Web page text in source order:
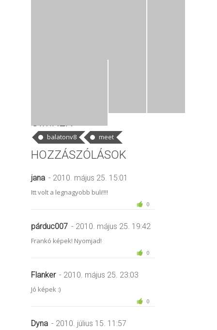
balatonv8 meet
HOZZÁSZÓLÁSOK
jana - 2010. május 25. 15:01
Itt volt a legnagyobb buli!!!!
0
párduc007 - 2010. május 25. 19:42
Frankó képek! Nyomjad!
0
Flanker - 2010. május 25. 23:03
Jó képek :)
0
Dyna - 2010. július 15. 11:57